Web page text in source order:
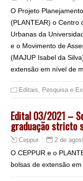
O Projeto
(PLANTEAR) o Centro
Urbanas da
e o Movimento de
(MAJUP Isabel da
extensão em nível de
Editais, Pesquisa e
Edital 03/2021 –
graduação stricto
Ceppur 2 de
O CEPPUR e o
bolsas de extensão